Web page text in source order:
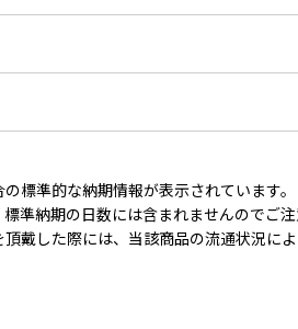
標準的な納期情報が表示されています。
準納期の日数には含まれませんのでご注
戴した際には、当該商品の流通状況に